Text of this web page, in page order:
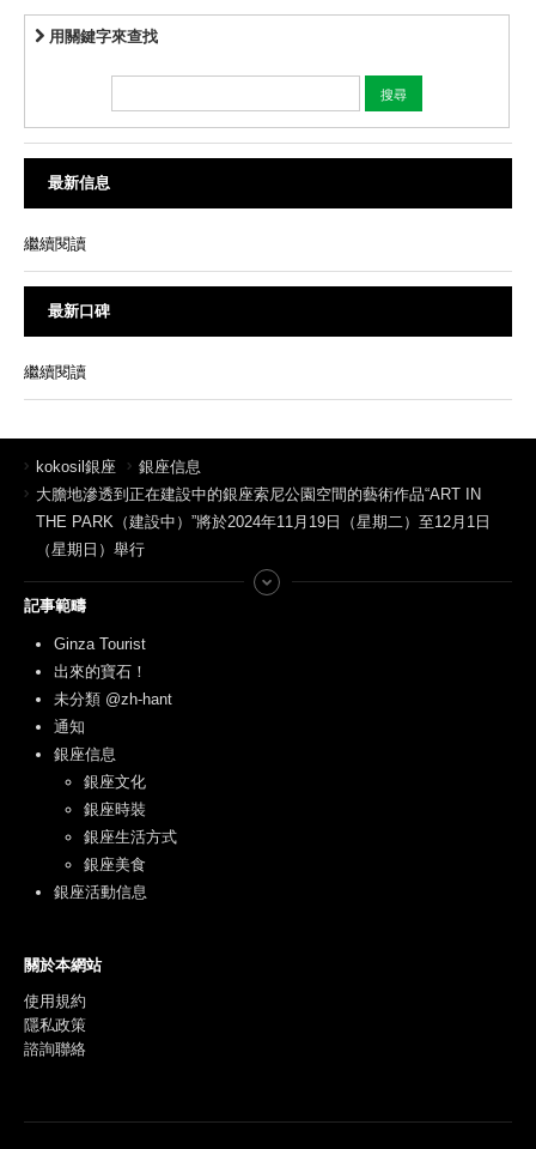
用關鍵字來查找
最新信息
繼續閱讀
最新口碑
繼續閱讀
kokosil銀座
銀座信息
大膽地滲透到正在建設中的銀座索尼公園空間的藝術作品“ART IN
THE PARK（建設中）”將於2024年11月19日（星期二）至12月1日
（星期日）舉行
記事範疇
Ginza Tourist
出來的寶石！
未分類 @zh-hant
通知
銀座信息
銀座文化
銀座時裝
銀座生活方式
銀座美食
銀座活動信息
關於本網站
使用規約
隱私政策
諮詢聯絡